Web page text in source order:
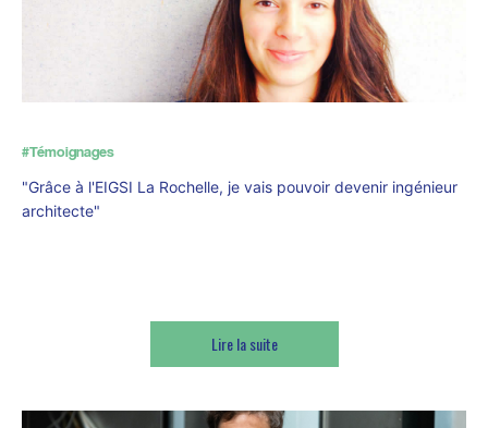
#Témoignages
"Grâce à l'EIGSI La Rochelle, je vais pouvoir devenir ingénieur
architecte"
Lire la suite